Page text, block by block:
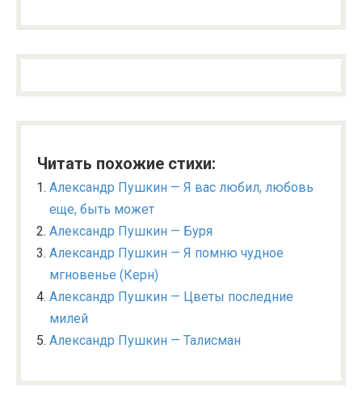
Читать похожие стихи:
Александр Пушкин — Я вас любил, любовь
еще, быть может
Александр Пушкин — Буря
Александр Пушкин — Я помню чудное
мгновенье (Керн)
Александр Пушкин — Цветы последние
милей
Александр Пушкин — Талисман